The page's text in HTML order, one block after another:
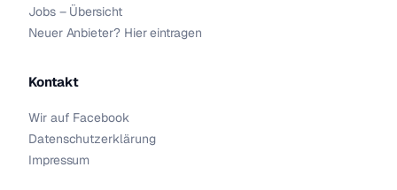
Jobs – Übersicht
Neuer Anbieter? Hier eintragen
Kontakt
Wir auf Facebook
Datenschutzerklärung
Impressum